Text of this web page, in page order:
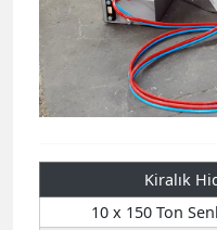
Kiralık
10 x 150 Ton